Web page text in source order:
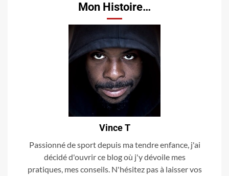
Mon Histoire…
Vince T
Passionné de sport depuis ma tendre enfance, j'ai
décidé d'ouvrir ce blog où j'y dévoile mes
pratiques, mes conseils. N'hésitez pas à laisser vos